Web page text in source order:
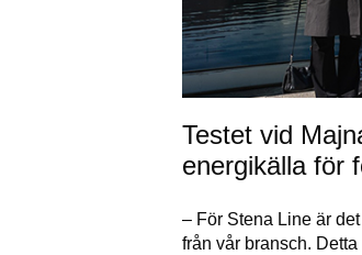
Testet vid
energikälla för
– För Stena Line är
från vår bransch.